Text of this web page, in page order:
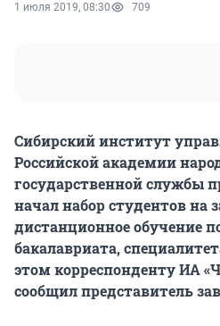
1 июля 2019, 08:30 709
Сибирский институт
Российской академии
государственной службы
начал набор студентов на
дистанционное обучение
бакалавриата,
этом корреспонденту ИА
сообщил представитель